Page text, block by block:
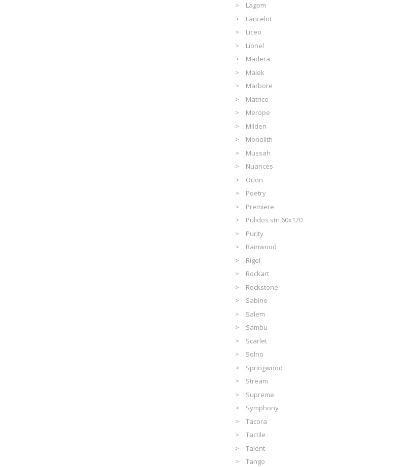
Lagom
Lancelot
Liceo
Lionel
Madera
Malek
Marbore
Matrice
Merope
Milden
Monolith
Mussah
Nuances
Orion
Poetry
Premiere
Pulidos stn 60x120
Purity
Rainwood
Rigel
Rockart
Rockstone
Sabine
Salem
Sambu
Scarlet
Solno
Springwood
Stream
Supreme
Symphony
Tacora
Tactile
Talent
Tango